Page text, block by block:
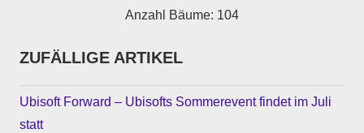
Anzahl Bäume: 104
ZUFÄLLIGE ARTIKEL
Ubisoft Forward – Ubisofts Sommerevent findet im Juli
statt